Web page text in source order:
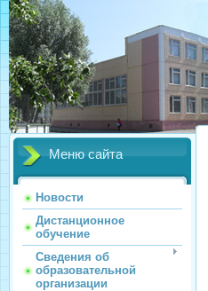
Меню сайта
Новости
Дистанционное
обучение
Сведения об
образовательной
организации